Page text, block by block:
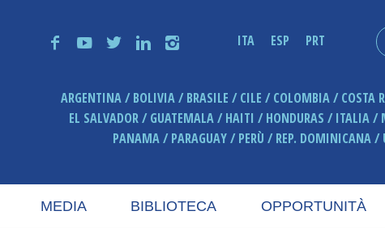
f y t n i ITA ESP PRT
ARGENTINA BOLIVIA BRASILE CILE COLOMBIA COSTA
EL SALVADOR
GUATEMALA HAITI HONDURAS ITALIA
PANAMA
PARAGUAY PERÙ REP. DOMINICANA
MEDIA BIBLIOTECA OPPORTUNITÀ